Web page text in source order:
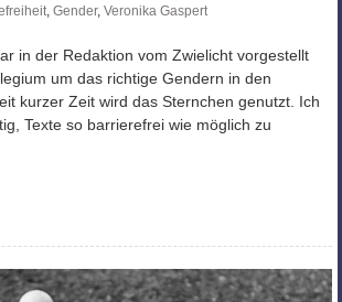
, Gender, Veronika Gaspert
in der Redaktion vom Zwielicht vorgestellt
um das richtige Gendern in den
kurzer Zeit wird das Sternchen genutzt. Ich
Texte so barrierefrei wie möglich zu